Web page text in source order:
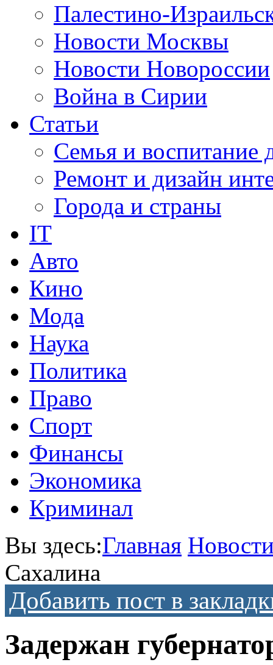
Палестино-
Новости Москвы
Новости Новороссии
Война в Сирии
Статьи
Семья и воспитание
Ремонт и дизайн
Города и страны
IT
Авто
Кино
Мода
Наука
Политика
Право
Спорт
Финансы
Экономика
Криминал
Вы здесь:Главная
Сахалина
Добавить пост в
Задержан